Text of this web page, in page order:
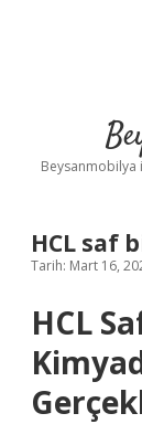
Beysanmobilya
HCL saf
Tarih: Mart 16,
HCL